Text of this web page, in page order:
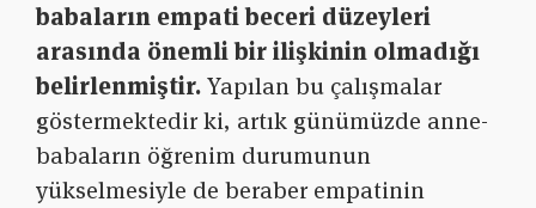
babaların empati beceri düzeyleri
arasında önemli bir ilişkinin olmadığı
belirlenmiştir.Yapılan bu çalışmalar
göstermektedir ki, artık günümüzde anne-
babaların öğrenim durumunun
yükselmesiyle de beraber empatinin